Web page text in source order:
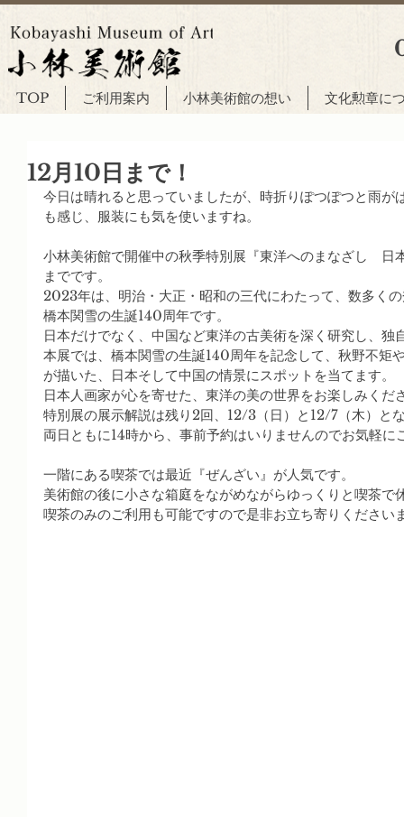
TOP ご利用案内 小林美術館の想い 文化勲章に
12月10日まで！
今日は晴れると思っていましたが、時折りぽつぽつと雨が
も感じ、服装にも気を使いますね。
小林美術館で開催中の秋季特別展『東洋へのまなざし　日
までです。
2023年は、明治・大正・昭和の三代にわたって、数多く
橋本関雪の生誕140周年です。
日本だけでなく、中国など東洋の古美術を深く研究し、独
本展では、橋本関雪の生誕140周年を記念して、秋野不矩
が描いた、日本そして中国の情景にスポットを当てます。
日本人画家が心を寄せた、東洋の美の世界をお楽しみくだ
特別展の展示解説は残り2回、12/3（日）と12/7（木）と
両日ともに14時から、事前予約はいりませんのでお気軽に
一階にある喫茶では最近『ぜんざい』が人気です。
美術館の後に小さな箱庭をながめながらゆっくりと喫茶で
喫茶のみのご利用も可能ですので是非お立ち寄りください